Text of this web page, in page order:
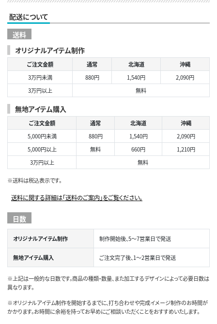
配送について
送料
オリジナルアイテム制作
ご注文金額 通常 北海道
沖縄
3万円未満
880円 1,540円
2,090円
3万円以上
無料
無地アイテム購入
ご注文金額 通常 北海道
沖縄
5,000円未満
880円 1,540円
2,090円
5,000円以上
無料 660円
1,210円
3万円以上
無料
※送料は税込表示です。
送料に関する詳細は「送料のご案内」をご覧ください。
日数
オリジナルアイテム制作 制作開始後、5～7営業日で発送
無地アイテム購入 ご注文完了後、1～2営業日で発送
※上記は一般的な日数です。商品の種類・数量、また加工するデザインによって必要日数は
異なります。
※オリジナルアイテム制作を開始するまでに、打ち合わせや完成イメージ制作のお時間が
かかります。お時間に余裕を持ってお早めにご相談いただくことをおすすめいたします。